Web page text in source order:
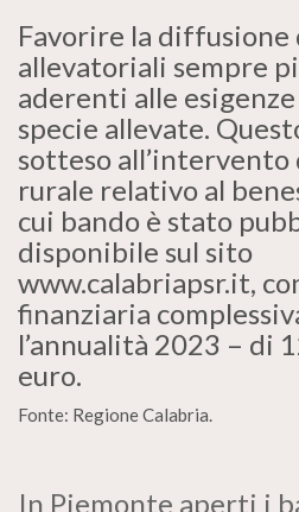
Favorire la
allevatoriali sempre
aderenti alle
specie allevate.
sotteso all’intervento
rurale relativo al
cui bando è stato
disponibile sul sito
www.calabriapsr.it,
finanziaria
l’annualità 2023 – di
euro.
Fonte: Regione Calabria.
In Piemonte aperti i